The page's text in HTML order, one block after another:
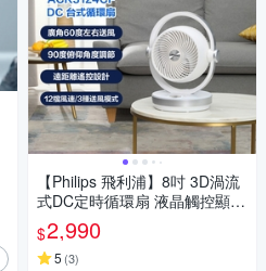
【Philips 飛利浦】8吋 3D渦流
式DC定時循環扇 液晶觸控顯
示-可遙控 ACR3124CF
$2,990
5 (3)